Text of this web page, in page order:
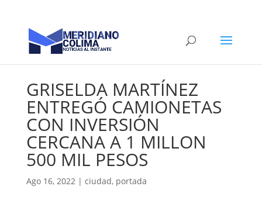
GRISELDA MARTÍNEZ
ENTREGÓ CAMIONETAS
CON INVERSIÓN
CERCANA A 1 MILLON
500 MIL PESOS
Ago 16, 2022| ciudad, portada